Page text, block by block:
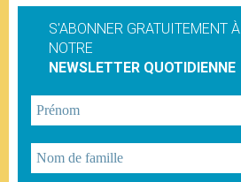
S'ABONNER GRATUITEMENT À
NOTRE
NEWSLETTER QUOTIDIENNE